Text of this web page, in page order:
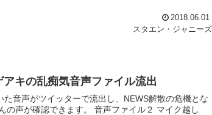
2018.06.01
スタエン・ジャニーズ
キの乱痴気音声ファイル流出
音声がツイッターで流出し、NEWS解散の危機とな
の声が確認できます。 音声ファイル２ マイク越し